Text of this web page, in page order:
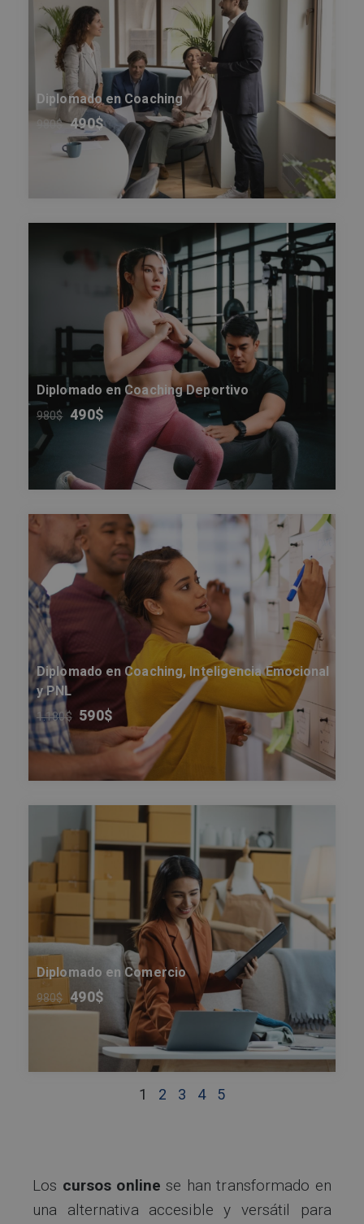
Diplomado en Coaching
980$ 490$
Diplomado en Coaching Deportivo
980$ 490$
Diplomado en Coaching, Inteligencia Emocional
y PNL
1.180$ 590$
Diplomado en Comercio
980$ 490$
1 2 3 4 5
Los cursos online se han transformado en
una alternativa accesible y versátil para